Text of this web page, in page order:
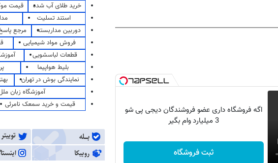
اگه فروشگاه داری عضو فروشندگان دیجی پی شو
3 میلیارد وام بگیر
ثبت فروشگاه
خرید طلای آب شده
قیمت
استند تسلیت
دوربین مداربسته
مرجع
فروش مواد شیمیایی
قطعات لباسشویی
بلیط هواپیما
نمایندگی بوش در تهران
آموزشگاه زبان
قیمت و خرید سمعک نامرئی